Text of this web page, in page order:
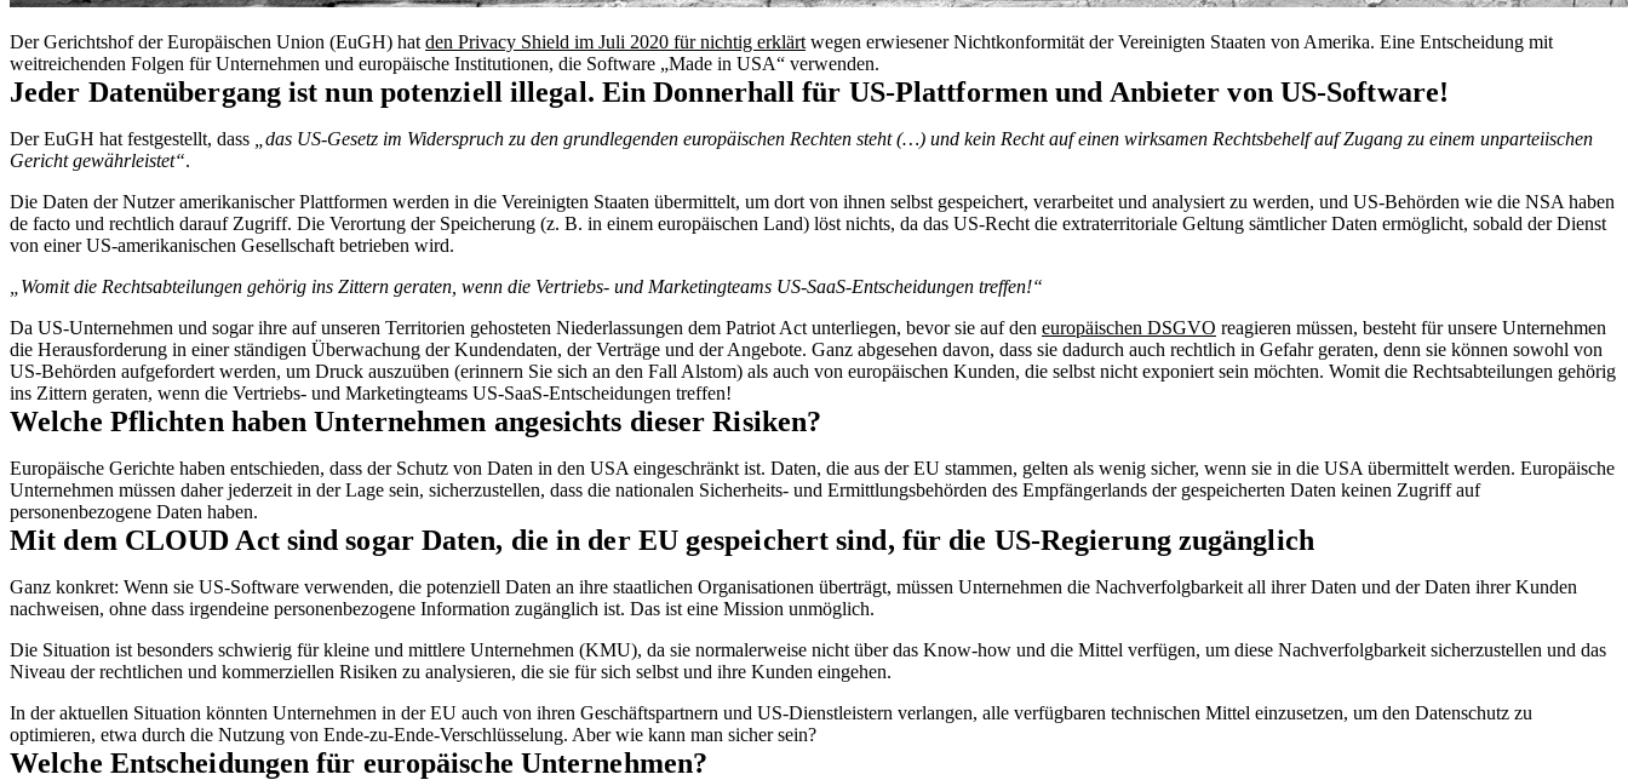
Der Gerichtshof der Europäischen Union (EuGH) hat den Privacy Shield im Juli 2020 für nichtig erklärt wegen erwiesener Nichtkonformität der Vereinigten Staaten von Amerika. Eine Entscheidung mit
weitreichenden Folgen für Unternehmen und europäische Institutionen, die Software „Made in USA“ verwenden.
Jeder Datenübergang ist nun potenziell illegal. Ein Donnerhall für US-Plattformen und Anbieter von US-Software!
Der EuGH hat festgestellt, dass
„das US-Gesetz im Widerspruch zu den grundlegenden europäischen Rechten steht (…) und kein Recht auf einen wirksamen Rechtsbehelf auf Zugang zu einem unparteiischen
Gericht gewährleistet“.
Die Daten der Nutzer amerikanischer Plattformen werden in die Vereinigten Staaten übermittelt, um dort von ihnen selbst gespeichert, verarbeitet und analysiert zu werden, und US-Behörden wie die NSA haben
de facto und rechtlich darauf Zugriff. Die Verortung der Speicherung (z. B. in einem europäischen Land) löst nichts, da das US-Recht die extraterritoriale Geltung sämtlicher Daten ermöglicht, sobald der Dienst
von einer US-amerikanischen Gesellschaft betrieben wird.
„Womit die Rechtsabteilungen gehörig ins Zittern geraten, wenn die Vertriebs- und Marketingteams US-SaaS-Entscheidungen treffen!“
Da US-Unternehmen und sogar ihre auf unseren Territorien gehosteten Niederlassungen dem Patriot Act unterliegen, bevor sie auf den europäischen DSGVO reagieren müssen, besteht für unsere Unternehmen
die Herausforderung in einer ständigen Überwachung der Kundendaten, der Verträge und der Angebote. Ganz abgesehen davon, dass sie dadurch auch rechtlich in Gefahr geraten, denn sie können sowohl von
US-Behörden aufgefordert werden, um Druck auszuüben (erinnern Sie sich an den Fall Alstom) als auch von europäischen Kunden, die selbst nicht exponiert sein möchten. Womit die Rechtsabteilungen gehörig
ins Zittern geraten, wenn die Vertriebs- und Marketingteams US-SaaS-Entscheidungen treffen!
Welche Pflichten haben Unternehmen angesichts dieser Risiken?
Europäische Gerichte haben entschieden, dass der Schutz von Daten in den USA eingeschränkt ist. Daten, die aus der EU stammen, gelten als wenig sicher, wenn sie in die USA übermittelt werden. Europäische
Unternehmen müssen daher jederzeit in der Lage sein, sicherzustellen, dass die nationalen Sicherheits- und Ermittlungsbehörden des Empfängerlands der gespeicherten Daten keinen Zugriff auf
personenbezogene Daten haben.
Mit dem CLOUD Act sind sogar Daten, die in der EU gespeichert sind, für die US-Regierung zugänglich
Ganz konkret: Wenn sie US-Software verwenden, die potenziell Daten an ihre staatlichen Organisationen überträgt, müssen Unternehmen die Nachverfolgbarkeit all ihrer Daten und der Daten ihrer Kunden
nachweisen, ohne dass irgendeine personenbezogene Information zugänglich ist. Das ist eine Mission unmöglich.
Die Situation ist besonders schwierig für kleine und mittlere Unternehmen (KMU), da sie normalerweise nicht über das Know-how und die Mittel verfügen, um diese Nachverfolgbarkeit sicherzustellen und das
Niveau der rechtlichen und kommerziellen Risiken zu analysieren, die sie für sich selbst und ihre Kunden eingehen.
In der aktuellen Situation könnten Unternehmen in der EU auch von ihren Geschäftspartnern und US-Dienstleistern verlangen, alle verfügbaren technischen Mittel einzusetzen, um den Datenschutz zu
optimieren, etwa durch die Nutzung von Ende-zu-Ende-Verschlüsselung. Aber wie kann man sicher sein?
Welche Entscheidungen für europäische Unternehmen?